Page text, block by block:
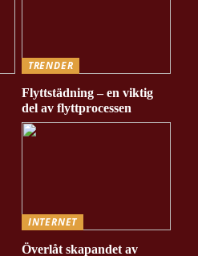
TRENDER
Flyttstädning – en viktig
del av flyttprocessen
INTERNET
Överlåt skapandet av